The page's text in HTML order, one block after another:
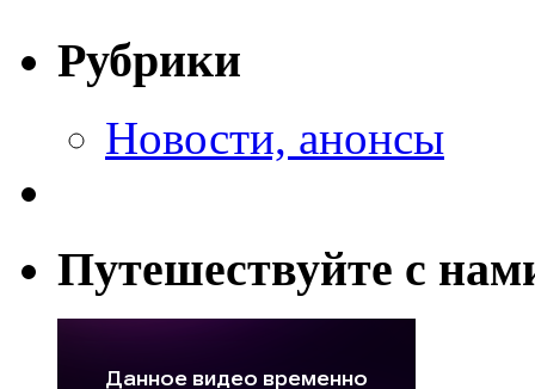
Рубрики
Новости, анонсы
Путешествуйте с